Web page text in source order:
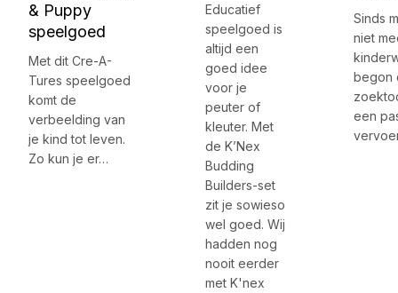
& Puppy
speelgoed
Met dit Cre-A-
Tures speelgoed
komt de
verbeelding van
je kind tot leven.
Zo kun je er…
Educatief
speelgoed is
altijd een
goed idee
voor je
peuter of
kleuter. Met
de K’Nex
Budding
Builders-set
zit je sowieso
wel goed. Wij
hadden nog
nooit eerder
met K'nex
Sinds
niet
begon
een